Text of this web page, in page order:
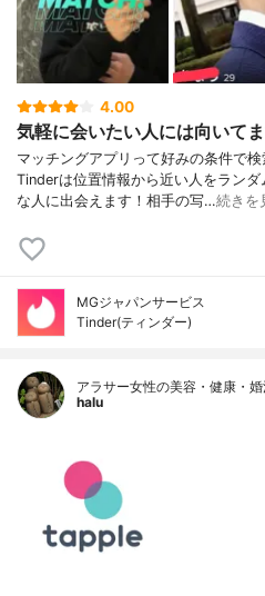
4.00
気軽に会いたい人には向いてま
マッチングアプリって好みの条件で
Tinderは位置情報から近い人をラン
な人に出会えます！相手の写…続きを
MGジャパンサービス
Tinder(ティンダー)
アラサー女性の美容・健康・
halu